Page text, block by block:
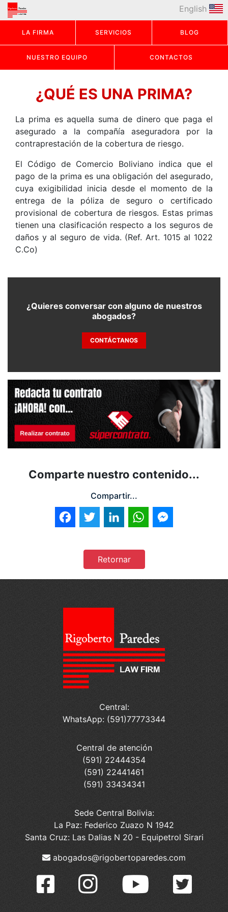
LA FIRMA SERVICIOS BLOG
NUESTRO EQUIPO CONTACTOS
English
¿QUÉ ES UNA PRIMA?
La prima es aquella suma de dinero que paga el
asegurado a la compañía aseguradora por la
contraprestación de la cobertura de riesgo.
El Código de Comercio Boliviano indica que el
pago de la prima es una obligación del asegurado,
cuya exigibilidad inicia desde el momento de la
entrega de la póliza de seguro o certificado
provisional de cobertura de riesgos. Estas primas
tienen una clasificación respecto a los seguros de
daños y al seguro de vida. (Ref. Art. 1015 al 1022
C.Co)
¿Quieres conversar con alguno de nuestros
abogados?
CONTÁCTANOS
Comparte nuestro contenido...
Compartir...
FacebookTwitter LinkedIn WhatsApp
Retornar
Central:
WhatsApp: (591)77773344
Central de atención
(591) 22444354
(591) 22441461
(591) 33434341
Sede Central Bolivia:
La Paz: Federico Zuazo N 1942
Santa Cruz: Las Dalias N 20 - Equipetrol Sirari
abogados@rigobertoparedes.com